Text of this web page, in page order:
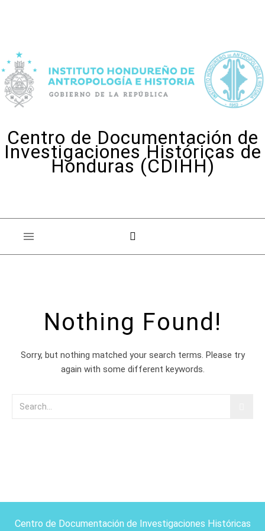
Centro de Documentación de
Investigaciones Históricas de
Honduras (CDIHH)
Nothing Found!
Sorry, but nothing matched your search terms. Please try
again with some different keywords.
Centro de Documentación de Investigaciones Históricas